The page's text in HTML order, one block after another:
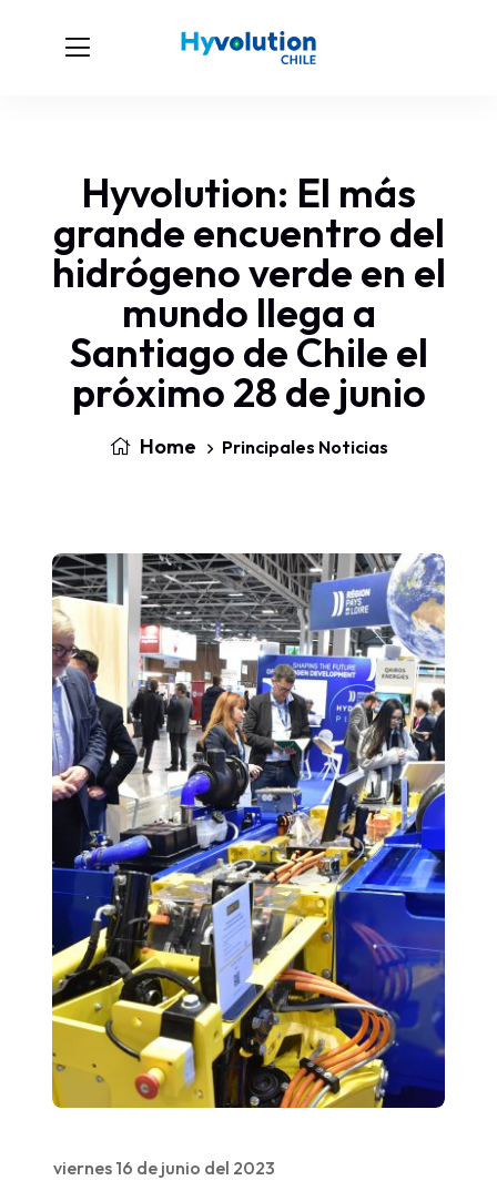
Hyvolution: El más
grande encuentro del
hidrógeno verde en el
mundo llega a
Santiago de Chile el
próximo 28 de junio
Home Principales Noticias
viernes 16 de junio del 2023